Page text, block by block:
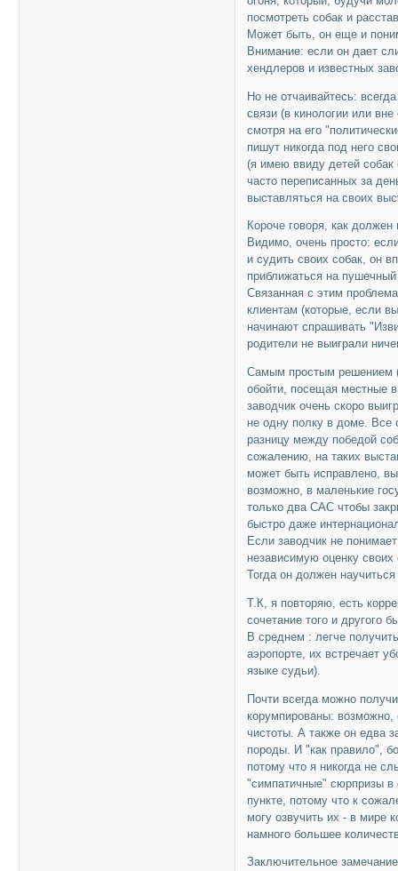
посмотреть собак и
Может быть, он еще и
Внимание: если он дает
хендлеров и известных
Но не отчаивайтесь:
связи (в кинологии или
смотря на его
пишут никогда под него
(я имею ввиду детей собак
часто переписанных за
выставляться на своих
Короче говоря, как должен
Видимо, очень просто:
и судить своих собак, он
приближаться на
Связанная с этим
клиентам (которые, если
начинают спрашивать
родители не выиграли
Самым простым решением
обойти, посещая местные
заводчик очень скоро
не одну полку в доме. Все
разницу между победой
сожалению, на таких
может быть исправлено,
возможно, в маленькие
только два CAC чтобы
быстро даже
Если заводчик не
независимую оценку
Тогда он должен
Т.К, я повторяю, есть
сочетание того и другого
В среднем : легче
аэропорте, их встречает
языке судьи).
Почти всегда можно
корумпированы: возможно,
чистоты. А также он едва
породы. И "как правило",
потому что я никогда не
"симпатичные" сюрпризы в
пункте, потому что к
могу озвучить их - в мире
намного большее
Заключительное